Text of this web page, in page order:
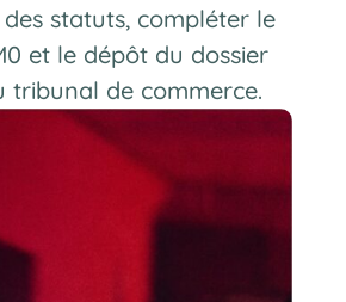
statuts, compléter le
et le dépôt du dossier
tribunal de commerce.